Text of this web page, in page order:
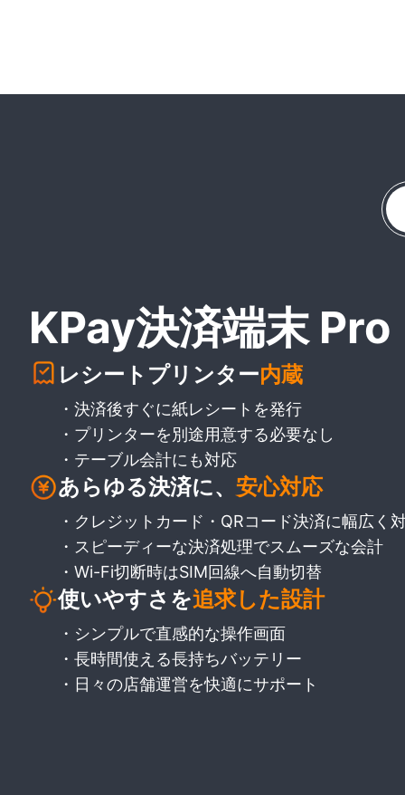
KPay決済端末 Pro
レシートプリンター内蔵
・ 決済後すぐに紙レシートを発行
・ プリンターを別途用意する必要なし
・ テーブル会計にも対応
あらゆる決済に、 安心対応
・ クレジットカード・QRコード決済に幅広く
・ スピーディーな決済処理でスムーズな会計
・ Wi-Fi切断時はSIM回線へ自動切替
使いやすさを追求した設計
・ シンプルで直感的な操作画面
・ 長時間使える長持ちバッテリー
・ 日々の店舗運営を快適にサポート